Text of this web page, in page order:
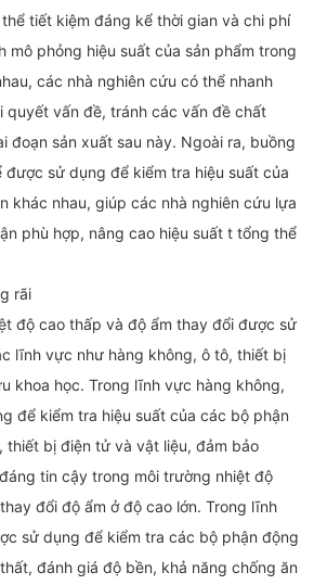
tiết kiệm đáng kể thời gian và chi phí
mô phỏng hiệu suất của sản phẩm trong
các nhà nghiên cứu có thể nhanh
quyết vấn đề, tránh các vấn đề chất
đoạn sản xuất sau này. Ngoài ra, buồng
sử dụng để kiểm tra hiệu suất của
khác nhau, giúp các nhà nghiên cứu lựa
phù hợp, nâng cao hiệu suất t tổng thể
rãi‌
độ cao thấp và độ ẩm thay đổi được sử
lĩnh vực như hàng không, ô tô, thiết bị
khoa học. Trong lĩnh vực hàng không,
để kiểm tra hiệu suất của các bộ phận
thiết bị điện tử và vật liệu, đảm bảo
tin cậy trong môi trường nhiệt độ
đổi độ ẩm ở độ cao lớn. Trong lĩnh
sử dụng để kiểm tra các bộ phận động
đánh giá độ bền, khả năng chống ăn